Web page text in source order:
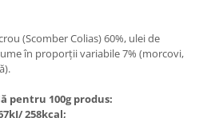
(Scomber Colias) 60%, ulei de
în proporții variabile 7% (morcovi,
pentru 100g produs:
258kcal;